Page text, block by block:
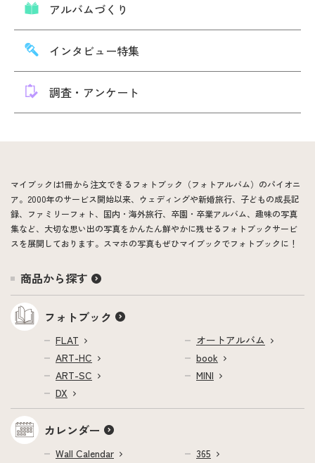
アルバムづくり
インタビュー特集
調査・アンケート
マイブックは1冊から注文できるフォトブック（フォトアルバム）のパイオニ
ア。2000年のサービス開始以来、ウェディングや新婚旅行、子どもの成長記
録、ファミリーフォト、国内・海外旅行、卒園・卒業アルバム、趣味の写真
集など、大切な思い出の写真をかんたん鮮やかに残せるフォトブックサービ
スを展開しております。スマホの写真もぜひマイブックでフォトブックに！
商品から探す
フォトブック
FLAT
ART-HC
ART-SC
DX
オートアルバム
book
MINI
カレンダー
Wall Calendar
365